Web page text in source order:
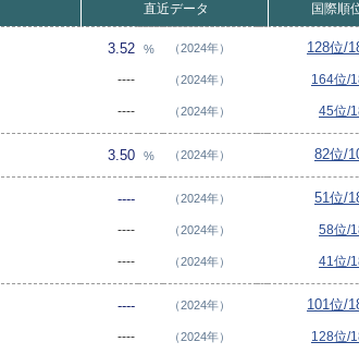
直近データ 国際順
3.52 % （2024年） 128位/
---- （2024年） 164位/
---- （2024年） 45位/
3.50 % （2024年） 82位/
---- （2024年） 51位/
---- （2024年） 58位/
---- （2024年） 41位/
---- （2024年） 101位/
---- （2024年） 128位/